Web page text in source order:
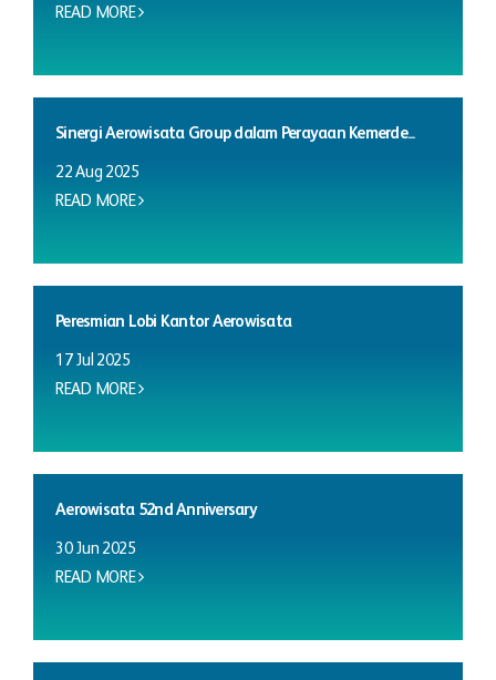
READ MORE
Sinergi Aerowisata Group dalam Perayaan Kemerde...
22 Aug 2025
READ MORE
Peresmian Lobi Kantor Aerowisata
17 Jul 2025
READ MORE
Aerowisata 52nd Anniversary
30 Jun 2025
READ MORE